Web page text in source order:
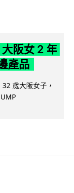
阪女 2 年
產品
歲大阪女子，